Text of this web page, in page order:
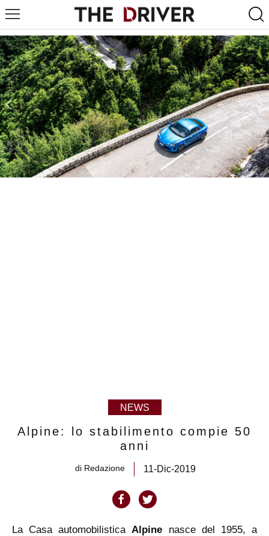
NEWS
Alpine: lo stabilimento compie 50
anni
di Redazione 11-Dic-2019
La Casa automobilistica Alpine nasce del 1955, a